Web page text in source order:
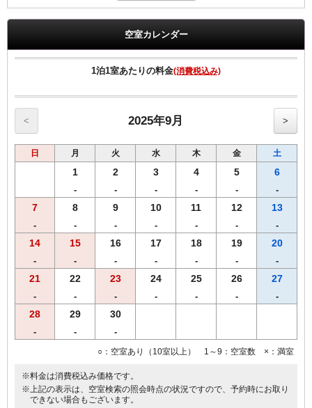
空室カレンダー
1泊1室あたりの料金(消費税込み)
< 2025年9月 >
日 月 火 水 木 金 土
1
-
2
-
3
-
4
-
5
-
6
-
7
-
8
-
9
-
10
-
11
-
12
-
13
-
14
-
15
-
16
-
17
-
18
-
19
-
20
-
21
-
22
-
23
-
24
-
25
-
26
-
27
-
28
-
29
-
30
-
○：空室あり（10室以上） 1～9：空室数 ×：満室
※料金は消費税込み価格です。
※上記の表示は、空室検索の照会時点の状況ですので、予約時にお取り
できない場合もございます。